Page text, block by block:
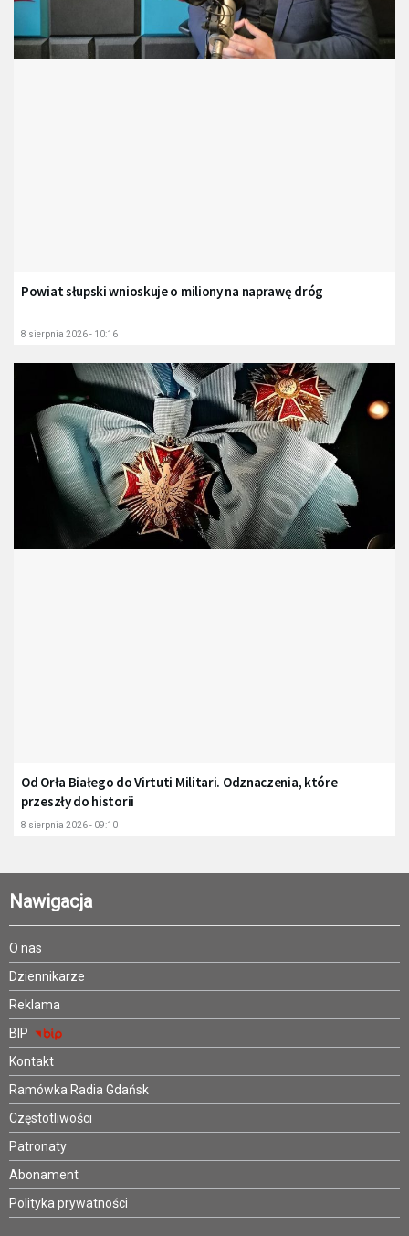
Powiat słupski wnioskuje o miliony na naprawę dróg
8 sierpnia 2026 - 10:16
Od Orła Białego do Virtuti Militari. Odznaczenia, które
przeszły do historii
8 sierpnia 2026 - 09:10
Nawigacja
O nas
Dziennikarze
Reklama
BIP
Kontakt
Ramówka Radia Gdańsk
Częstotliwości
Patronaty
Abonament
Polityka prywatności